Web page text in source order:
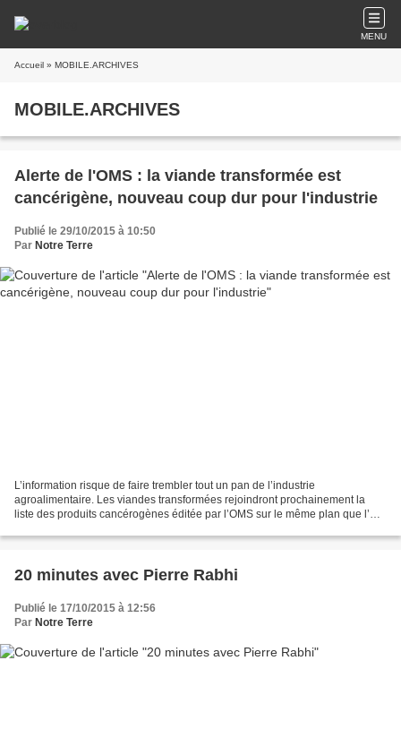
MENU
Accueil » MOBILE.ARCHIVES
MOBILE.ARCHIVES
Alerte de l'OMS : la viande transformée est
cancérigène, nouveau coup dur pour l'industrie
Publié le 29/10/2015 à 10:50
Par Notre Terre
L’information risque de faire trembler tout un pan de l’industrie
agroalimentaire. Les viandes transformées rejoindront prochainement la
liste des produits cancérogènes éditée par l’OMS sur le même plan que l’
20 minutes avec Pierre Rabhi
Publié le 17/10/2015 à 12:56
Par Notre Terre